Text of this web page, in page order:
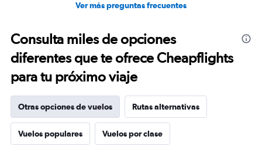
Ver más preguntas frecuentes
Consulta miles de opciones
diferentes que te ofrece Cheapflights
para tu próximo viaje
Otras opciones de vuelos Rutas alternativas
Vuelos populares Vuelos por clase